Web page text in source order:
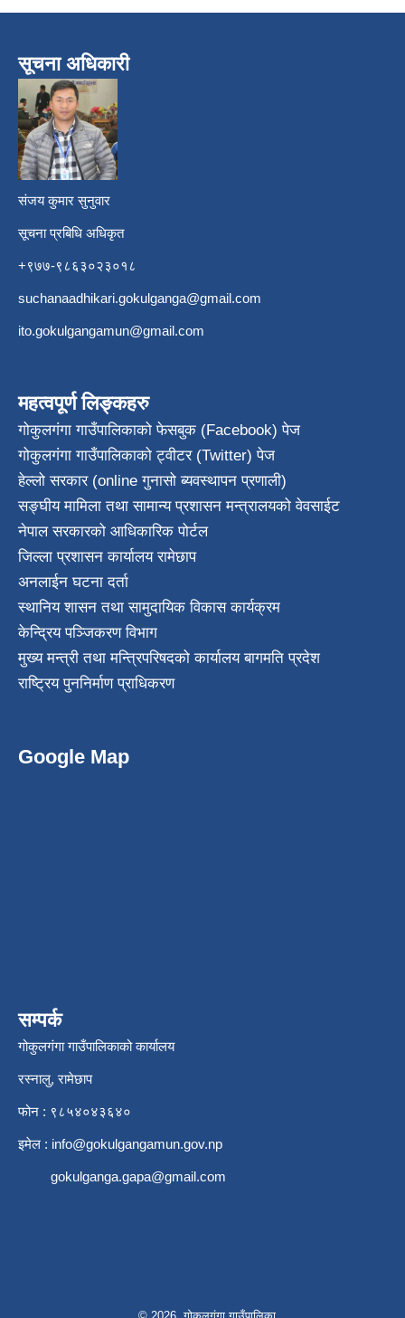
सूचना अधिकारी
संजय कुमार सुनुवार
सूचना प्रबिधि अधिकृत
+९७७-९८६३०२३०१८
suchanaadhikari.gokulganga@gmail.com
ito.gokulgangamun@gmail.com
महत्वपूर्ण लिङ्कहरु
गोकुलगंगा गाउँपालिकाको फेसबुक (Facebook) पेज
गोकुलगंगा गाउँपालिकाको ट्वीटर (Twitter) पेज
हेल्लो सरकार (online गुनासो ब्यवस्थापन प्रणाली)
सङ्घीय मामिला तथा सामान्य प्रशासन मन्त्रालयको वेवसाईट
नेपाल सरकारको आधिकारिक पोर्टल
जिल्ला प्रशासन कार्यालय रामेछाप
अनलाईन घटना दर्ता
स्थानिय शासन तथा सामुदायिक विकास कार्यक्रम
केन्द्रिय पञ्जिकरण विभाग
मुख्य मन्त्री तथा मन्त्रिपरिषदको कार्यालय बागमति प्रदेश
राष्ट्रिय पुननिर्माण प्राधिकरण
Google Map
सम्पर्क
गोकुलगंगा गाउँपालिकाको कार्यालय
रस्नालु, रामेछाप
फोन : ९८५४०४३६४०
इमेल : info@gokulgangamun.gov.np
gokulganga.gapa@gmail.com